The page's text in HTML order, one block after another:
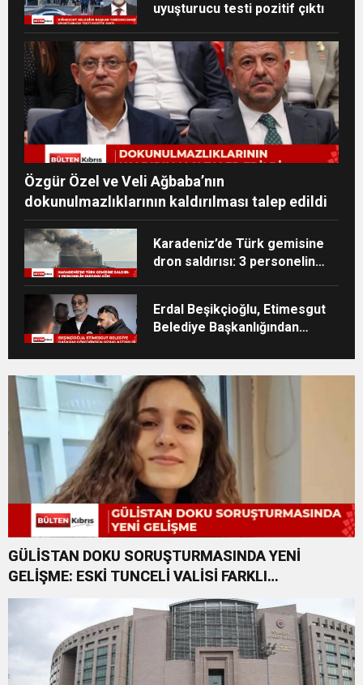
uyuşturucu testi pozitif çıktı
Özgür Özel ve Veli Ağbaba’nın
dokunulmazlıklarının kaldırılması talep edildi
Karadeniz’de Türk gemisine
dron saldırısı: 3 personelin
Erdal Beşikçioğlu, Etimesgut
Belediye Başkanlığından
GÜLİSTAN DOKU SORUŞTURMASINDA YENİ
GELİŞME: ESKİ TUNCELİ VALİSİ FARKLI
SUÇLARDAN DA TUTUKLANDI